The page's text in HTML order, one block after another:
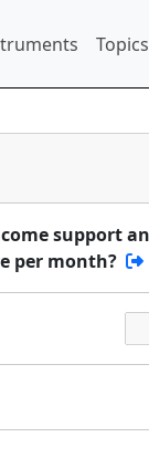
Topics
support
per month?